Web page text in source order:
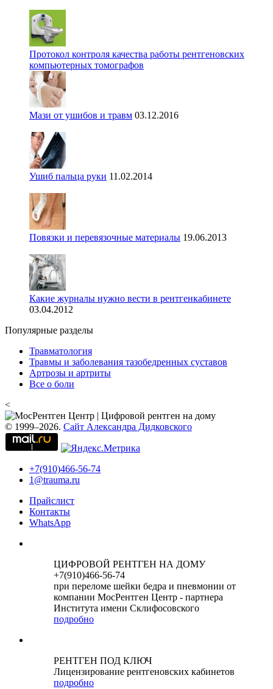
Протокол контроля качества работы рентгеновских
компьютерных томографов
Мази от ушибов и травм 03.12.2016
Ушиб пальца руки 11.02.2014
Повязки и перевязочные материалы 19.06.2013
Какие журналы нужно вести в рентгенкабинете
03.04.2012
Популярные разделы
Травматология
Травмы и заболевания тазобедренных суставов
Артрозы и артриты
Все о боли
<
© 1999–2026. Сайт Александра Дидковского
+7(910)466-56-74
1@trauma.ru
Прайслист
Контакты
WhatsApp
ЦИФРОВОЙ РЕНТГЕН НА ДОМУ
+7(910)466-56-74
при переломе шейки бедра и пневмонии от
компании МосРентген Центр - партнера
Института имени Склифосовского
подробно
РЕНТГЕН ПОД КЛЮЧ
Лицензирование рентгеновских кабинетов
подробно